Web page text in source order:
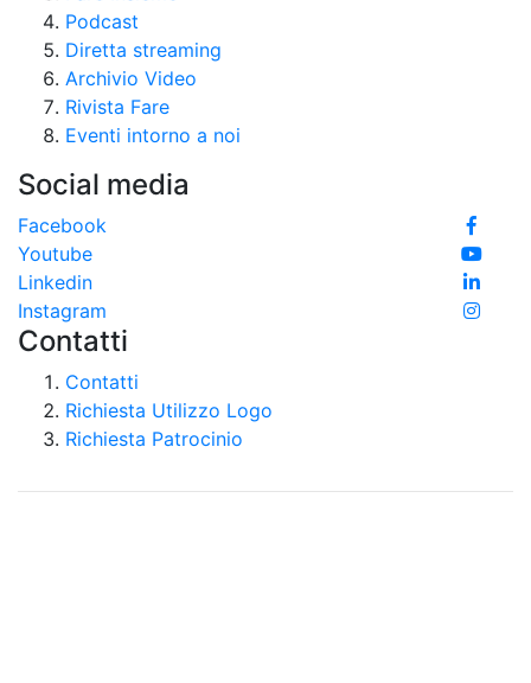
Podcast
Diretta streaming
Archivio Video
Rivista Fare
Eventi intorno a noi
Social media
Facebook
Youtube
Linkedin
Instagram
Contatti
Contatti
Richiesta Utilizzo Logo
Richiesta Patrocinio